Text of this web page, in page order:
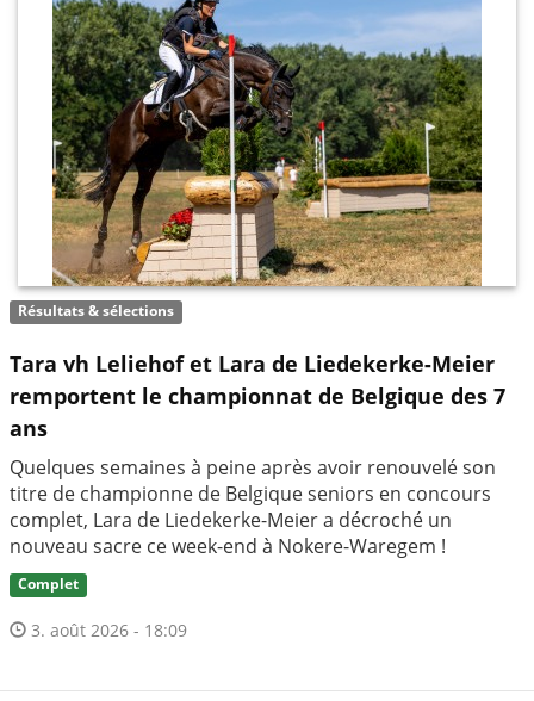
Résultats & sélections
Tara vh Leliehof et Lara de Liedekerke-Meier
remportent le championnat de Belgique des 7
ans
Quelques semaines à peine après avoir renouvelé son
titre de championne de Belgique seniors en concours
complet, Lara de Liedekerke-Meier a décroché un
nouveau sacre ce week-end à Nokere-Waregem !
Complet
3. août 2026 - 18:09